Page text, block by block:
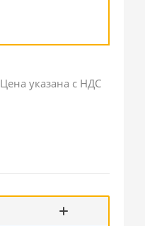
Цена указана с НДС